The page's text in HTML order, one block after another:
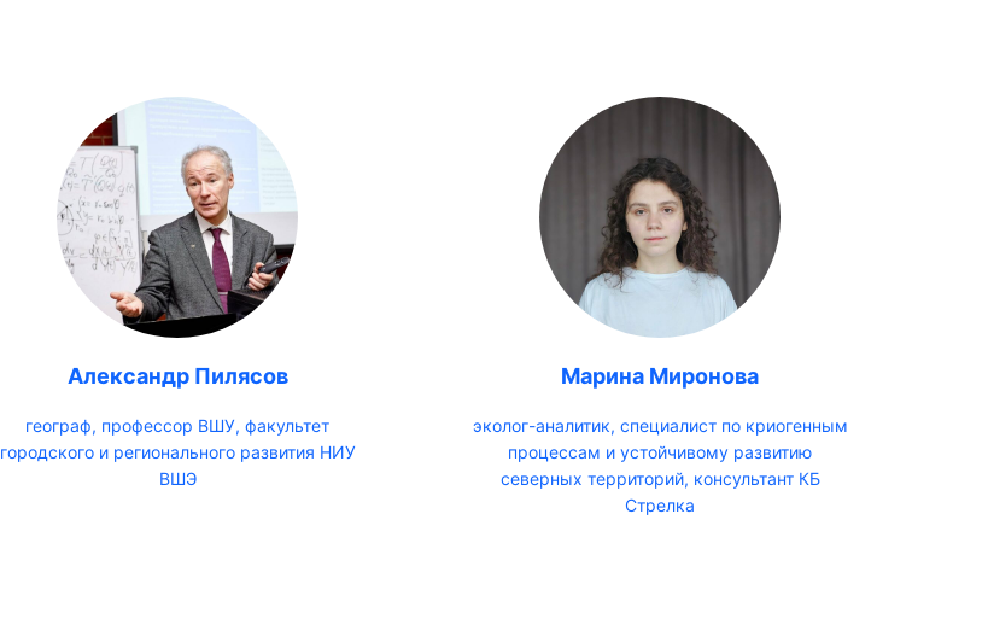
Александр Пилясов
географ, профессор ВШУ, факультет
городского и регионального развития НИУ
ВШЭ
Марина Миронова
эколог-аналитик, специалист по криогенным
процессам и устойчивому развитию
северных территорий, консультант КБ
Стрелка